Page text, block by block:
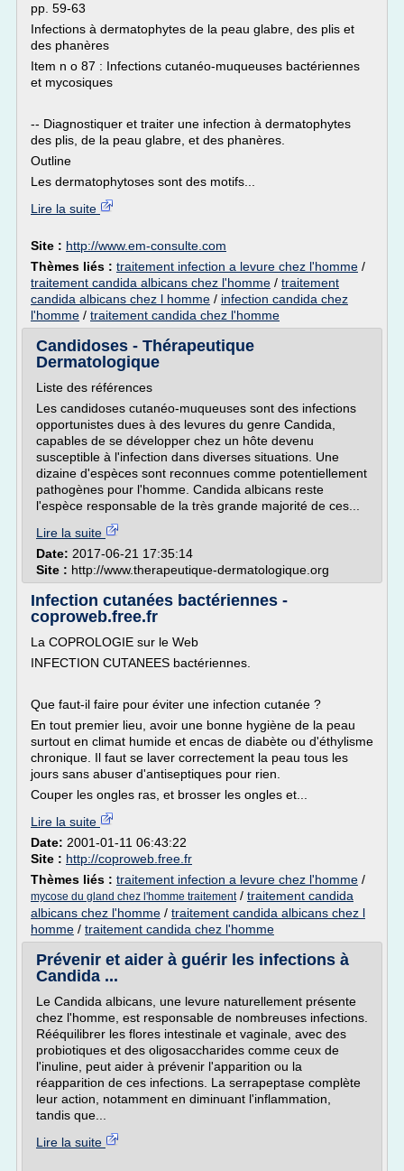
pp. 59-63
Infections à dermatophytes de la peau glabre, des plis et
des phanères
Item n o 87 : Infections cutanéo-muqueuses bactériennes
et mycosiques
-- Diagnostiquer et traiter une infection à dermatophytes
des plis, de la peau glabre, et des phanères.
Outline
Les dermatophytoses sont des motifs...
Lire la suite
Site : http://www.em-consulte.com
Thèmes liés : traitement infection a levure chez l'homme /
traitement candida albicans chez l'homme / traitement
candida albicans chez l homme / infection candida chez
l'homme / traitement candida chez l'homme
Candidoses - Thérapeutique
Dermatologique
Liste des références
Les candidoses cutanéo-muqueuses sont des infections
opportunistes dues à des levures du genre Candida,
capables de se développer chez un hôte devenu
susceptible à l'infection dans diverses situations. Une
dizaine d'espèces sont reconnues comme potentiellement
pathogènes pour l'homme. Candida albicans reste
l'espèce responsable de la très grande majorité de ces...
Lire la suite
Date: 2017-06-21 17:35:14
Site : http://www.therapeutique-dermatologique.org
Infection cutanées bactériennes -
coproweb.free.fr
La COPROLOGIE sur le Web
INFECTION CUTANEES bactériennes.
Que faut-il faire pour éviter une infection cutanée ?
En tout premier lieu, avoir une bonne hygiène de la peau
surtout en climat humide et encas de diabète ou d'éthylisme
chronique. Il faut se laver correctement la peau tous les
jours sans abuser d'antiseptiques pour rien.
Couper les ongles ras, et brosser les ongles et...
Lire la suite
Date: 2001-01-11 06:43:22
Site : http://coproweb.free.fr
Thèmes liés : traitement infection a levure chez l'homme /
mycose du gland chez l'homme traitement/ traitement candida
albicans chez l'homme / traitement candida albicans chez l
homme / traitement candida chez l'homme
Prévenir et aider à guérir les infections à
Candida ...
Le Candida albicans, une levure naturellement présente
chez l'homme, est responsable de nombreuses infections.
Rééquilibrer les flores intestinale et vaginale, avec des
probiotiques et des oligosaccharides comme ceux de
l'inuline, peut aider à prévenir l'apparition ou la
réapparition de ces infections. La serrapeptase complète
leur action, notamment en diminuant l'inflammation,
tandis que...
Lire la suite